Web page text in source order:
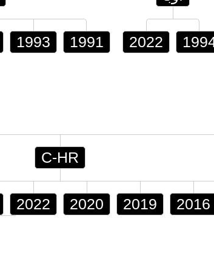
1993 1991 2022
C-HR
2022 2020 2019 2016